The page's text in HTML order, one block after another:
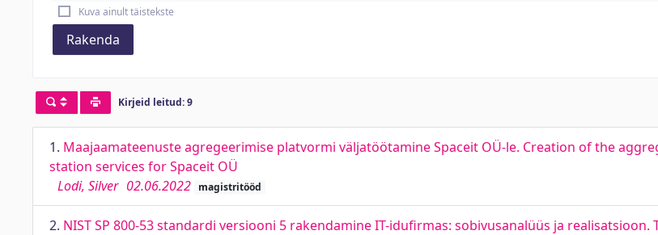
Kuva ainult täistekste
Rakenda
Kirjeid leitud: 9
1. Maajaamateenuste agregeerimise platvormi väljatöötamine Spaceit OÜ-le. Creation of the
station services for Spaceit OÜ
Lodi, Silver 02.06.2022 magistritööd
2. NIST SP 800-53 standardi versiooni 5 rakendamine IT-idufirmas: sobivusanalüüs ja realisatsioon.